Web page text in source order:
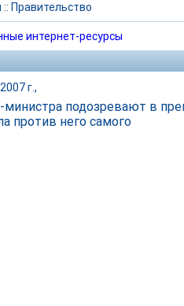
:: Правительство
интернет-ресурсы
г.,
подозревают в
против него самого